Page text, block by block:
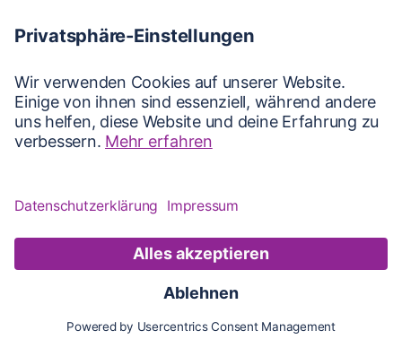
Karte Updates Konto
Karte